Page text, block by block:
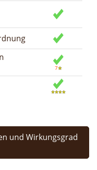
und Wirkungsgrad